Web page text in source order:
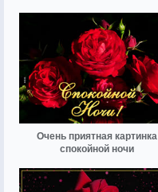
Очень приятная картинка
спокойной ночи